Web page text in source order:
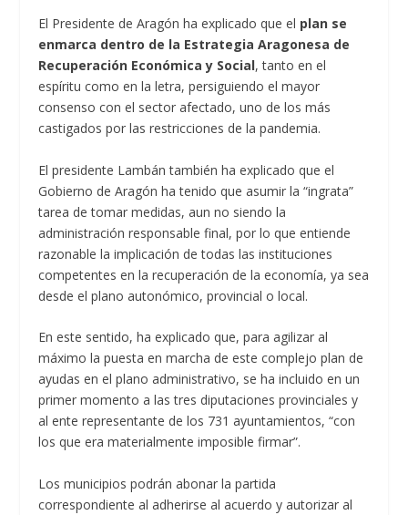
El Presidente de Aragón ha explicado que el plan se
enmarca dentro de la Estrategia Aragonesa de
Recuperación Económica y Social, tanto en el
espíritu como en la letra, persiguiendo el mayor
consenso con el sector afectado, uno de los más
castigados por las restricciones de la pandemia.
El presidente Lambán también ha explicado que el
Gobierno de Aragón ha tenido que asumir la “ingrata”
tarea de tomar medidas, aun no siendo la
administración responsable final, por lo que entiende
razonable la implicación de todas las instituciones
competentes en la recuperación de la economía, ya sea
desde el plano autonómico, provincial o local.
En este sentido, ha explicado que, para agilizar al
máximo la puesta en marcha de este complejo plan de
ayudas en el plano administrativo, se ha incluido en un
primer momento a las tres diputaciones provinciales y
al ente representante de los 731 ayuntamientos, “con
los que era materialmente imposible firmar”.
Los municipios podrán abonar la partida
correspondiente al adherirse al acuerdo y autorizar al